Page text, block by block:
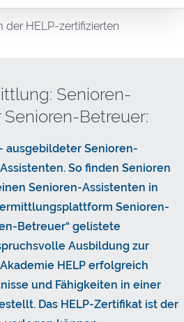
HELP-zertifizierten
Senioren-
Betreuer:
ausgebildeter Senioren-
So finden Senioren
Senioren-Assistenten in
Senioren-
Betreuer“ gelistete
Ausbildung zur
HELP erfolgreich
und Fähigkeiten in einer
Das HELP-Zertifikat ist der